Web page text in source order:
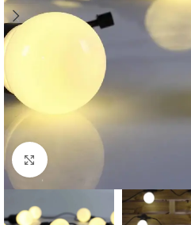
Click to enlarge